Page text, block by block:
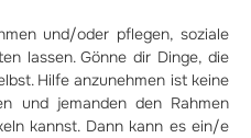
und/oder pflegen, soziale
lassen. Gönne dir Dinge, die
Hilfe anzunehmen ist keine
und jemanden den Rahmen
kannst. Dann kann es ein/e